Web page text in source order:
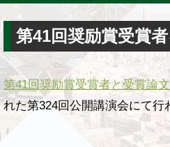
第41回奨励賞受賞
第41回奨励賞受賞者と受賞論
れた第324回公開講演会にて行